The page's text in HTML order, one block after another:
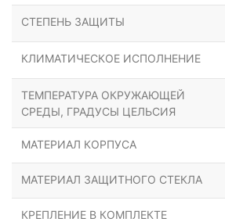
СТЕПЕНЬ ЗАЩИТЫ
КЛИМАТИЧЕСКОЕ ИСПОЛНЕНИЕ
ТЕМПЕРАТУРА ОКРУЖАЮЩЕЙ
СРЕДЫ, ГРАДУСЫ ЦЕЛЬСИЯ
МАТЕРИАЛ КОРПУСА
МАТЕРИАЛ ЗАЩИТНОГО СТЕКЛА
КРЕПЛЕНИЕ В КОМПЛЕКТЕ